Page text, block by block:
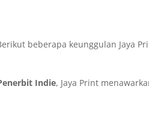
beberapa keunggulan Jaya
Indie, Jaya Print